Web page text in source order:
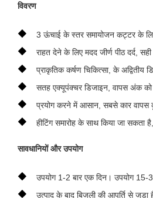
विवरण
◆ 3 ऊंचाई के स्तर समायोजन कट्टर के
◆ राहत देने के लिए मदद जीर्ण पीठ दर्द,
◆ प्राकृतिक कर्षण चिकित्सा, के अद्वितीय
◆ सतह एक्यूपंक्चर डिजाइन, वापस अंक को
◆ प्रयोग करने में आसान, सबसे कार वापस
◆ हीटिंग समारोह के साथ किया जा सकता
सावधानियों और उपयोग
◆ उपयोग 1-2 बार एक दिन। उपयोग 15-
◆ उत्पाद के बाद बिजली की आपूर्ति से